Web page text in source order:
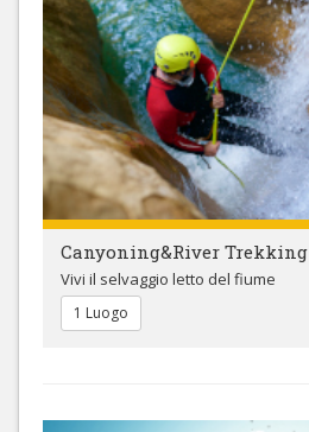
Canyoning&River Trekking
Vivi il selvaggio letto del fiume
1 Luogo